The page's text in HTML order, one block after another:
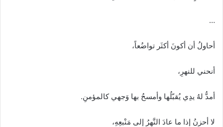
…
أحاولُ أن أكونَ أكثَر تواضُعاً،
أنحني للنهرِ،
أمدُّ لهُ يدِي يُقبّلُها وأمسحُ بها وَجهي كالمؤمنِ.
لا أحزنُ إذا ما عادَ النَّهرُ إلى مَنْبعِهِ،